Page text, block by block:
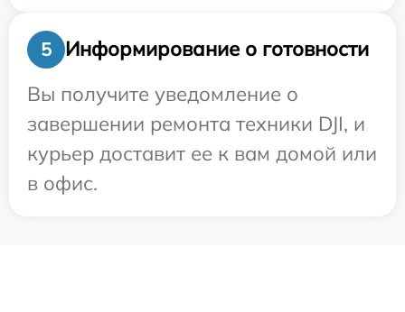
5
Информирование о готовности
Вы получите уведомление о
завершении ремонта техники DJI, и
курьер доставит ее к вам домой или
в офис.